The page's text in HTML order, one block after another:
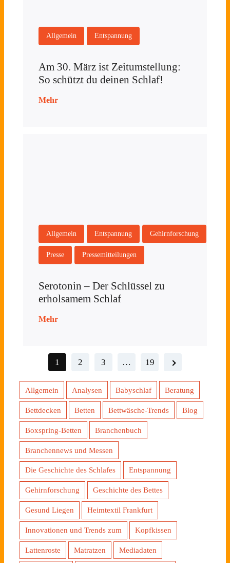
Allgemein Entspannung
Am 30. März ist Zeitumstellung:
So schützt du deinen Schlaf!
Mehr
Allgemein Entspannung Gehirnforschung
Presse Pressemitteilungen
Serotonin – Der Schlüssel zu
erholsamem Schlaf
Mehr
1 2 3 … 19
Allgemein Analysen Babyschlaf Beratung
Bettdecken Betten Bettwäsche-Trends Blog
Boxspring-Betten Branchenbuch
Branchennews und Messen
Die Geschichte des Schlafes Entspannung
Gehirnforschung Geschichte des Bettes
Gesund Liegen Heimtextil Frankfurt
Innovationen und Trends zum Kopfkissen
Lattenroste Matratzen Mediadaten